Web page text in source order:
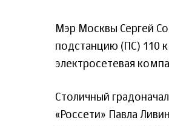
Мэр Москвы Сергей
подстанцию (ПС) 110
электросетевая
Столичный
«Россети» Павла